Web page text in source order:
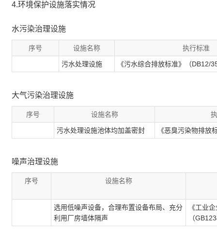
4.环境保护设施落实情况
水污染治理设施
序号 设施名称 执行标准
污水处理设施 《污水综合排放标准》（DB12/
大气污染治理设施
序号 设施名称
污水处理设施池体均加盖密封 《恶臭污染物排放
噪声治理设施
序号 设施名称
选用低噪声设备，合理布置设备布局、充分
利用厂房墙体隔声
《工业
（